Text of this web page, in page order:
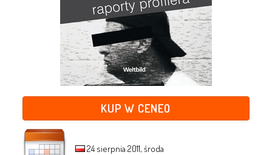
KUP W CENEO
24 sierpnia 2011, środa